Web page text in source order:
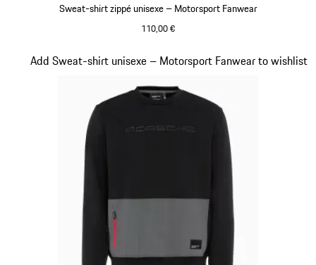
Sweat-shirt zippé unisexe – Motorsport Fanwear
110,00 €
Add Sweat-shirt unisexe – Motorsport Fanwear to wishlist
Diapositive 16 sur 20